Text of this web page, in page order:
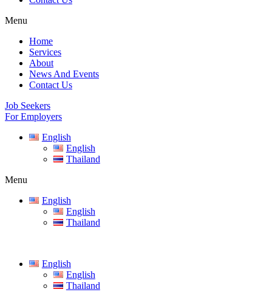
Menu
Home
Services
About
News And Events
Contact Us
Job Seekers
For Employers
English
English
Thailand
Menu
English
English
Thailand
English
English
Thailand